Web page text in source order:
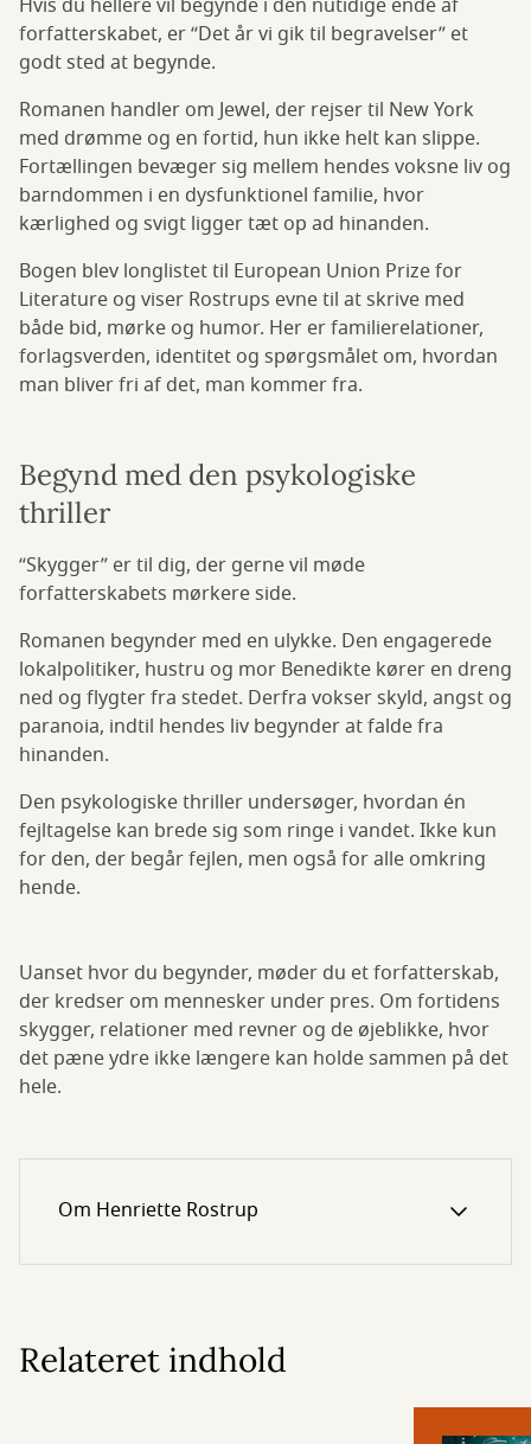
Hvis du hellere vil begynde i den nutidige ende af
forfatterskabet, er “Det år vi gik til begravelser” et
godt sted at begynde.
Romanen handler om Jewel, der rejser til New York
med drømme og en fortid, hun ikke helt kan slippe.
Fortællingen bevæger sig mellem hendes voksne liv og
barndommen i en dysfunktionel familie, hvor
kærlighed og svigt ligger tæt op ad hinanden.
Bogen blev longlistet til European Union Prize for
Literature og viser Rostrups evne til at skrive med
både bid, mørke og humor. Her er familierelationer,
forlagsverden, identitet og spørgsmålet om, hvordan
man bliver fri af det, man kommer fra.
Begynd med den psykologiske
thriller
“Skygger” er til dig, der gerne vil møde
forfatterskabets mørkere side.
Romanen begynder med en ulykke. Den engagerede
lokalpolitiker, hustru og mor Benedikte kører en dreng
ned og flygter fra stedet. Derfra vokser skyld, angst og
paranoia, indtil hendes liv begynder at falde fra
hinanden.
Den psykologiske thriller undersøger, hvordan én
fejltagelse kan brede sig som ringe i vandet. Ikke kun
for den, der begår fejlen, men også for alle omkring
hende.
Uanset hvor du begynder, møder du et forfatterskab,
der kredser om mennesker under pres. Om fortidens
skygger, relationer med revner og de øjeblikke, hvor
det pæne ydre ikke længere kan holde sammen på det
hele.
Om Henriette Rostrup
Relateret indhold